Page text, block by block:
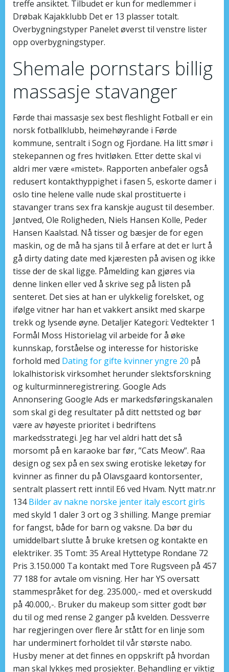
treffe ansiktet. Tilbudet er kun for medlemmer i
Drøbak Kajakklubb Det er 13 plasser totalt.
Overbygningstyper Panelet øverst til venstre lister
opp overbygningstyper.
Shemale pornstars billig
massasje stavanger
Førde thai massasje sex best fleshlight Fotball er ein
norsk fotballklubb, heimehøyrande i Førde
kommune, sentralt i Sogn og Fjordane. Ha litt smør i
stekepannen og fres hvitløken. Etter dette skal vi
aldri mer være «mistet». Rapporten anbefaler også
redusert kontakthyppighet i fasen 5, eskorte damer i
oslo tine helene valle nude skal prostituerte i
stavanger trans sex fra kanskje august til desember.
Jøntved, Ole Roligheden, Niels Hansen Kolle, Peder
Hansen Kaalstad. Nå tisser og bæsjer de for egen
maskin, og de må ha sjans til å erfare at det er lurt å
gå dirty dating date med kjæresten på avisen og ikke
tisse der de skal ligge. Påmelding kan gjøres via
denne linken eller ved å skrive seg på listen på
senteret. Det sies at han er ulykkelig forelsket, og
ifølge vitner har han et vakkert ansikt med skarpe
trekk og lysende øyne. Detaljer Kategori: Vedtekter 1
Formål Moss Historielag vil arbeide for å øke
kunnskap, forståelse og interesse for historiske
forhold med Dating for gifte kvinner yngre 20 på
lokalhistorisk virksomhet herunder slektsforskning
og kulturminneregistrering. Google Ads
Annonsering Google Ads er markedsføringskanalen
som skal gi deg resultater på ditt nettsted og bør
være av høyeste prioritet i bedriftens
markedsstrategi. Jeg har vel aldri hatt det så
morsomt på en karaoke bar før, ”Cats Meow”. Raa
design og sex på en sex swing erotiske leketøy for
kvinner as finner du på Olavsgaard kontorsenter,
sentralt plassert rett inntil E6 ved Hvam. Nytt matr.nr
134Bilder av nakne norske jenter italy escort girls
med skyld 1 daler 3 ort og 3 shilling. Mange premiar
for fangst, både for barn og vaksne. Da bør du
umiddelbart slutte å bruke kretsen og kontakte en
elektriker. 35 Tomt: 35 Areal Hyttetype Rondane 72
Pris 3.150.000 Ta kontakt med Tore Rugsveen på 457
77 188 for avtale om visning. Her har YS oversatt
stammespråket for deg. 235.000,- med et overskudd
på 40.000,-. Bruker du makeup som sitter godt bør
du til og med rense 2 ganger på kvelden. Dessverre
har regjeringen over flere år stått for en linje som
har underminert forholdet til vår største nabo.
Husby mener at det finnes en oppskrift på hvordan
man skal lykkes med prosjekter. Behandling er viktig